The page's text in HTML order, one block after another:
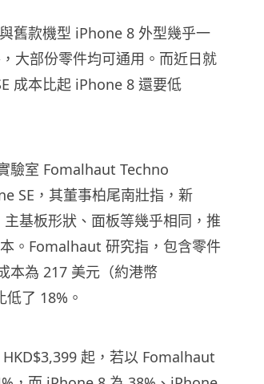
舊款機型 iPhone 8 外型幾乎一
大部份零件均可通用。而近日就
成本比起 iPhone 8 還要低
驗室 Fomalhaut Techno
SE，其董事柏尾南壯指，新
基板形狀、面板等幾乎相同，推
。Fomalhaut 研究指，包含零件
本為 217 美元（約港幣
了 18%。
起，若以 Fomalhaut